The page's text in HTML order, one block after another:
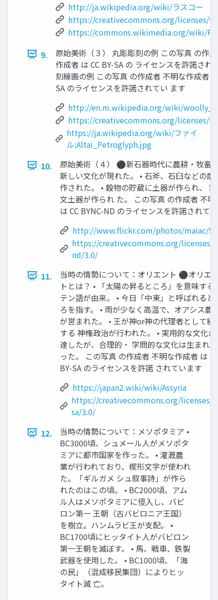
http://ja.wikipedia.org/wiki/ラスコー
https://creativecommons.org/licenses/
https://commons.wikimedia.org/wiki/
9.
原始美術（３） 丸彫彫刻の例 この写真 の作
作成者 は CC BY-SA の ライセンスを許諾され
刻線画の例 この写真 の作成者 不明な作成者
SA のライセンスを許諾されてい ます
http://en.m.wikipedia.org/wiki/
https://creativecommons.org/licenses/
https://ja.wikipedia.org/wiki/ファイ
ル:Altai_Petroglyph.jpg
10.
原始美術（４） ⚫新石器時代に農耕・牧畜
新しい文化が現れた。 • 石斧、石臼などの磨
作された。 • 穀物の貯蔵に土器が作られ、
文土器が作られ た。 この写真 の作成者 不
は CC BYNC-ND のライセンスを許諾されて
http://www.flickr.com/photos/maiac/
https://creativecommons.org/licenses/
nd/3.0/
11.
当時の情勢について：オリエント ⚫オリエ
トとは？ • 「太陽の昇るところ」を意味する
テン語が由来。 • 今日「中東」と呼ばれると
ろを指す。 • 雨が少なく高温で、オアシス農
が営まれた。 • 王が神or神の代理者として統
する 神権政治が行われた。 • 実用的な文化
達したが、合理的・ 学問的な文化は生まれ
った。 この写真 の作成者 不明な作成者 は
BY-SA のライセンスを許諾 されています
https://japan2.wiki/wiki/Assyria
https://creativecommons.org/licenses/
sa/3.0/
12.
当時の情勢について：メソポタミア •
BC3000頃、シュメール人がメソポタ
ミアに都市国家を作った。 • 灌漑農
業が行われており、楔形文字が使われ
た。「ギルガメ シュ叙事詩」が作ら
れたのはこの頃。 • BC2000頃、アム
ル人はメソポタミアに侵入し、バビ
ロン第一 王朝（古バビロニア王国）
を樹立。ハンムラビ王が支配。 •
BC1700頃にヒッタイト人がバビロン
第一王朝を滅ぼす。 • 馬、戦車、鉄製
武器を使用した。 • BC1000頃、「海
の民」（混成移民集団）によりヒッ
タイト滅 亡。